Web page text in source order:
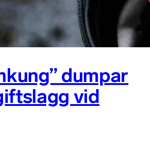
dumpar
vid